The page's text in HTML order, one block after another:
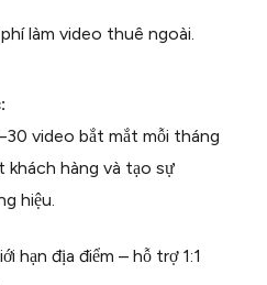
làm video thuê ngoài.
video bắt mắt mỗi tháng
hàng và tạo sự
hiệu.
hạn địa điểm – hỗ trợ 1:1